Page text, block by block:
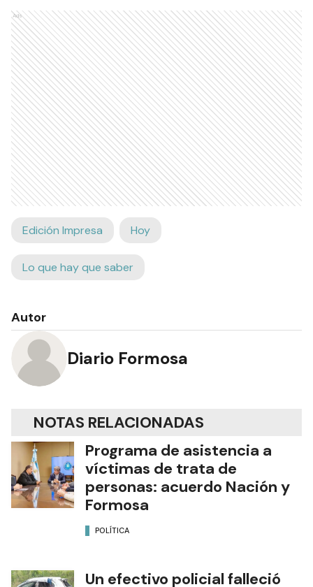
Ads
Edición Impresa Hoy
Lo que hay que saber
Autor
Diario Formosa
NOTAS RELACIONADAS
Programa de asistencia a
víctimas de trata de
personas: acuerdo Nación y
Formosa
POLÍTICA
Un efectivo policial falleció